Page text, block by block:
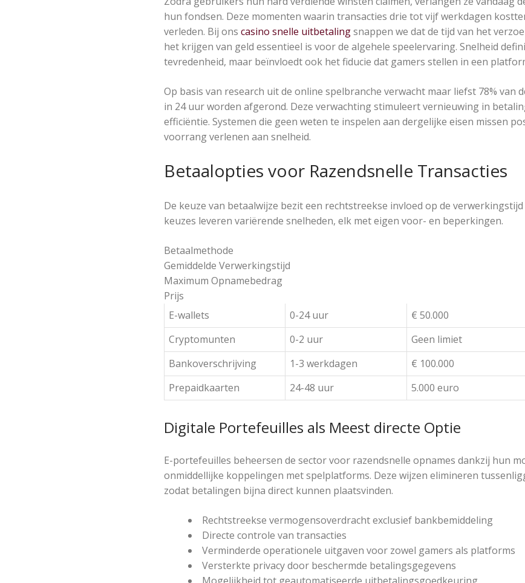
hun fondsen. Deze momenten waarin transacties drie tot vijf werkdagen
verleden. Bij ons casino snelle uitbetalingsnappen we dat de tijd van het
het krijgen van geld essentieel is voor de algehele speelervaring. Snelheid
tevredenheid, maar beïnvloedt ook het fiducie dat gamers stellen in een
Op basis van research uit de online spelbranche verwacht maar liefst 78% van
in 24 uur worden afgerond. Deze verwachting stimuleert vernieuwing in
efficiëntie. Systemen die geen weten te inspelen aan dergelijke eisen missen
voorrang verlenen aan snelheid.
Betaalopties voor Razendsnelle Transacties
De keuze van betaalwijze bezit een rechtstreekse invloed op de
keuzes leveren variërende snelheden, elk met eigen voor- en beperkingen.
Betaalmethode
Gemiddelde Verwerkingstijd
Maximum Opnamebedrag
Prijs
E-wallets
0-24 uur € 50.000
Cryptomunten
0-2 uur Geen limiet
Bankoverschrijving
1-3 werkdagen € 100.000
Prepaidkaarten
24-48 uur 5.000 euro
Digitale Portefeuilles als Meest directe Optie
E-portefeuilles beheersen de sector voor razendsnelle opnames dankzij hun
onmiddellijke koppelingen met spelplatforms. Deze wijzen elimineren
zodat betalingen bijna direct kunnen plaatsvinden.
Rechtstreekse vermogensoverdracht exclusief bankbemiddeling
Directe controle van transacties
Verminderde operationele uitgaven voor zowel gamers als platforms
Versterkte privacy door beschermde betalingsgegevens